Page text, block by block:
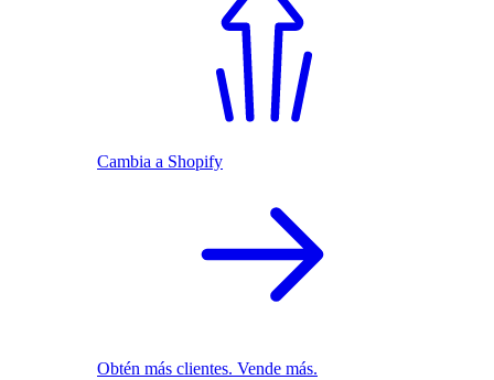
Cambia a Shopify
Obtén más clientes. Vende más.